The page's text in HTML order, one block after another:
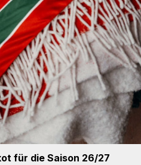
für die Saison 26/27